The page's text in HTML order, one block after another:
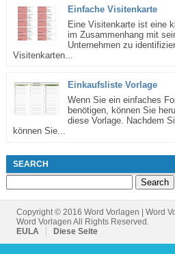
Einfache Visitenkarte
Eine Visitenkarte ist eine
im Zusammenhang mit
Unternehmen zu
Visitenkarten...
Einkaufsliste Vorlage
Wenn Sie ein einfaches
benötigen, können Sie
diese Vorlage. Nachdem
können Sie...
SEARCH
Search
for:
Copyright © 2016 Word Vorlagen | Word
Word Vorlagen All Rights Reserved.
EULA
Diese Seite